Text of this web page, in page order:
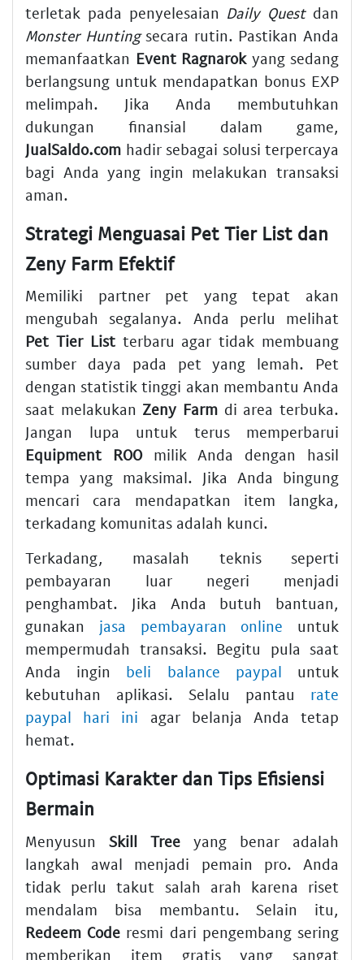
terletak pada penyelesaian Daily Questdan
Monster Huntingsecara rutin. Pastikan Anda
memanfaatkan Event Ragnarokyang sedang
berlangsung untuk mendapatkan bonus EXP
melimpah. Jika Anda membutuhkan
dukungan finansial dalam game,
JualSaldo.com hadir sebagai solusi terpercaya
bagi Anda yang ingin melakukan transaksi
aman.
Strategi Menguasai Pet Tier List dan
Zeny Farm Efektif
Memiliki partner pet yang tepat akan
mengubah segalanya. Anda perlu melihat
Pet Tier Listterbaru agar tidak membuang
sumber daya pada pet yang lemah. Pet
dengan statistik tinggi akan membantu Anda
saat melakukan Zeny Farm di area terbuka.
Jangan lupa untuk terus memperbarui
Equipment ROOmilik Anda dengan hasil
tempa yang maksimal. Jika Anda bingung
mencari cara mendapatkan item langka,
terkadang komunitas adalah kunci.
Terkadang, masalah teknis seperti
pembayaran luar negeri menjadi
penghambat. Jika Anda butuh bantuan,
gunakan jasa pembayaran online untuk
mempermudah transaksi. Begitu pula saat
Anda ingin beli balance paypal untuk
kebutuhan aplikasi. Selalu pantau rate
paypal hari ini agar belanja Anda tetap
hemat.
Optimasi Karakter dan Tips Efisiensi
Bermain
Menyusun Skill Tree yang benar adalah
langkah awal menjadi pemain pro. Anda
tidak perlu takut salah arah karena riset
mendalam bisa membantu. Selain itu,
Redeem Code resmi dari pengembang sering
memberikan item gratis yang sangat